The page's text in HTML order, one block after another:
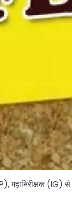
महानिरीक्षक